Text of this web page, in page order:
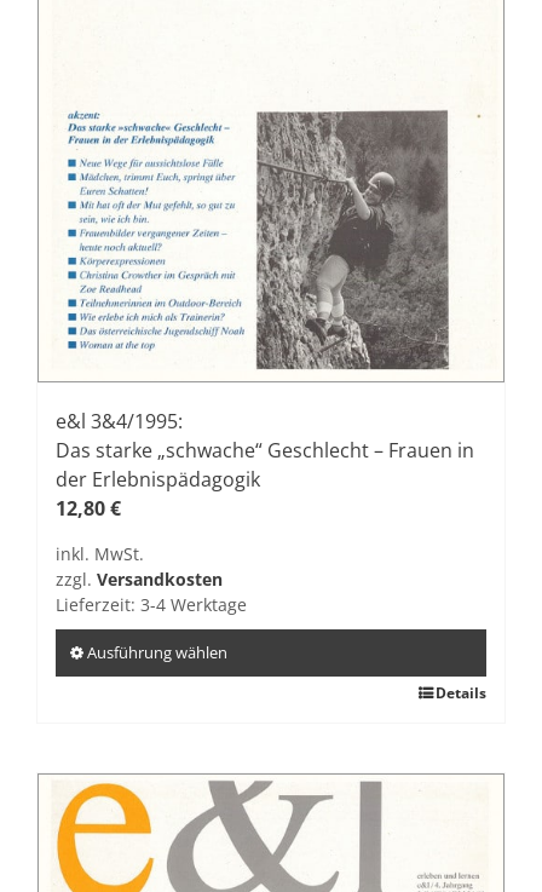
e&l 3&4/1995:
Das starke „schwache“ Geschlecht – Frauen in
der Erlebnispädagogik
12,80€
inkl. MwSt.
zzgl. Versandkosten
Lieferzeit: 3-4 Werktage
Ausführung wählen
mehrere
Varianten
auf.
Die
Details